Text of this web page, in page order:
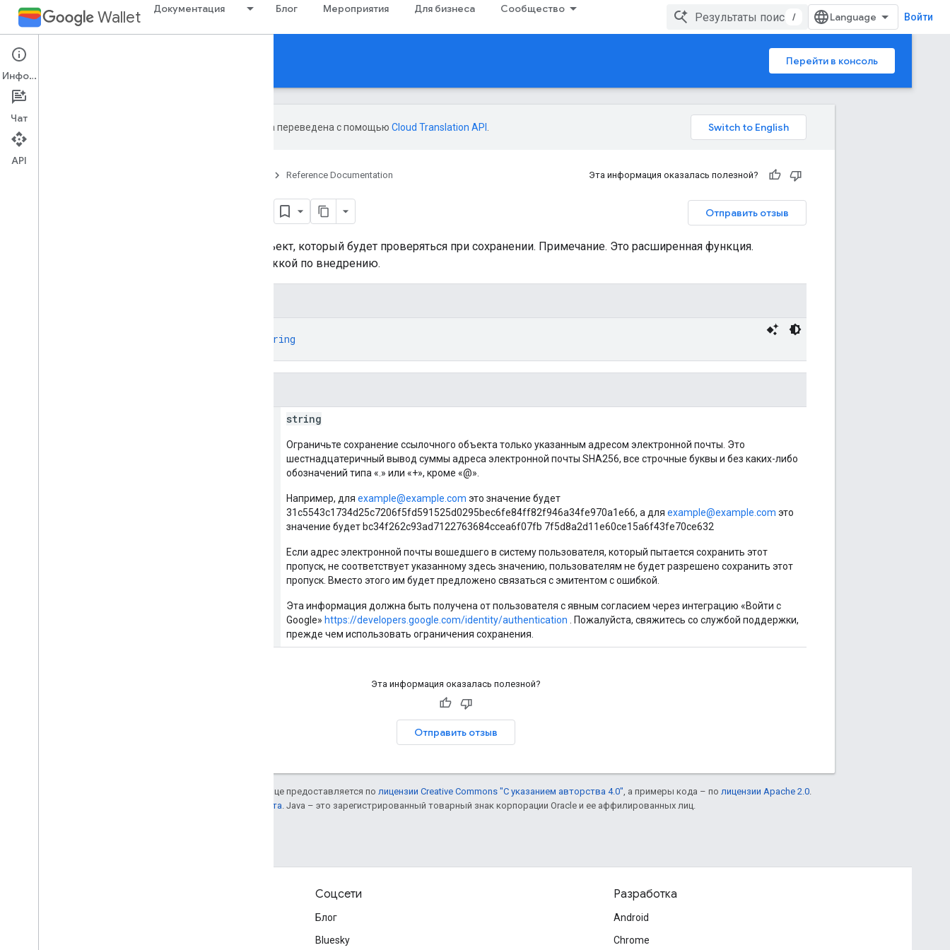
Wallet Документация Блог Мероприятия Для бизнеса Сообщество
/ Войти
Reference Documentation Перейти в консоль
Эта страница переведена с помощью Cloud Translation API
Reference Documentation Эта информация оказалась полезной?
Отправить отзыв
Определяет ограничения на объект, который будет проверяться при сохранении. Примечание. Это расширенная функция.
Обратитесь в Google за поддержкой по внедрению.
string
string
Ограничьте сохранение ссылочного объекта только указанным адресом электронной почты. Это
шестнадцатеричный вывод суммы адреса электронной почты SHA256, все строчные буквы и без каких-либо
обозначений типа «.» или «+», кроме «@».
Например, для example@example.com это значение будет
31c5543c1734d25c7206f5fd591525d0295bec6fe84ff82f946a34fe970a1e66, а для example@example.com это
значение будет bc34f262c93ad7122763684ccea6f07fb 7f5d8a2d11e60ce15a6f43fe70ce632
Если адрес электронной почты вошедшего в систему пользователя, который пытается сохранить этот
пропуск, не соответствует указанному здесь значению, пользователям не будет разрешено сохранить этот
пропуск. Вместо этого им будет предложено связаться с эмитентом с ошибкой.
Эта информация должна быть получена от пользователя с явным согласием через интеграцию «Войти с
Google» https://developers.google.com/identity/authentication . Пожалуйста, свяжитесь со службой поддержки,
прежде чем использовать ограничения сохранения.
Эта информация оказалась полезной?
Отправить отзыв
Если не указано иное, контент на этой странице предоставляется по лицензии Creative Commons "С указанием авторства 4.0" , а примеры кода – по лицензии Apache 2.0
правилах сайта . Java – это зарегистрированный товарный знак корпорации Oracle и ее аффилированных лиц.
Соцсети
Блог
Bluesky
Разработка
Android
Chrome
Информация
Чат
API